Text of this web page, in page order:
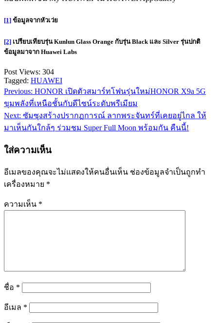
[1] ข้อมูลจากหัวเว่ย
[2] เปรียบเทียบรุ่น Kunlun Glass Orange กับรุ่น Black และ Silver รุ่นปกติ
ข้อมูลมาจาก Huawei Labs
Post Views: 304
Tagged: HUAWEI
แนะแนว
เรื่อง
Previous: HONOR เปิดตัวสมาร์ทโฟนรุ่นใหม่HONOR X9a 5G
ขุมพลังที่เหนือชั้นกับดีไซน์ระดับพรีเมียม
Next: ซัมซุงสร้างปรากฏการณ์ ลากพระจันทร์ที่เคยอยู่ไกล ให้
มาเห็นกันใกล้ๆ ร่วมชม Super Full Moon พร้อมกัน คืนนี้!
ใส่ความเห็น
อีเมลของคุณจะไม่แสดงให้คนอื่นเห็น ช่องข้อมูลจำเป็นถูกทำ
เครื่องหมาย *
ความเห็น *
ชื่อ *
อีเมล *